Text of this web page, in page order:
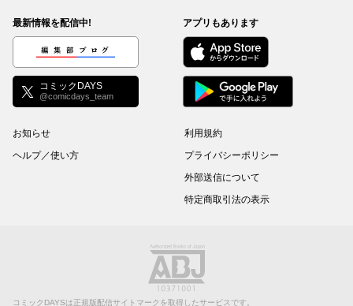
最新情報を配信中!
編集部ブログ
コミックDAYS
@comicdays_team
アプリもあります
お知らせ
ヘルプ／使い方
利用規約
プライバシーポリシー
外部送信について
特定商取引法の表示
コミックDAYSは正規版配信サイトマークを取得したサービスです。